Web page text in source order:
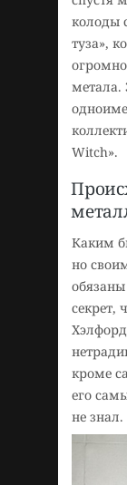
колоды
туза»,
метала.
Witch».
Каким
но
секрет,
кроме
его
не знал.